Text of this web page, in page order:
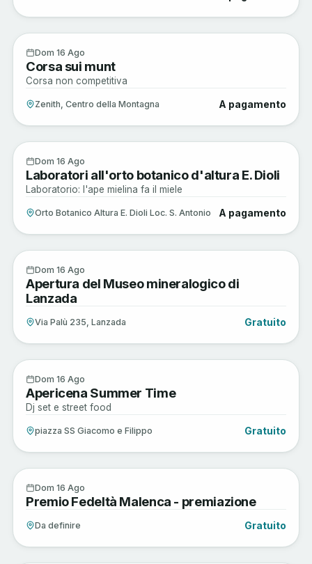
Enogastronomia
Dom 16 Ago
Corsa sui munt
Corsa non competitiva
Zenith, Centro della Montagna A pagamento
Sagre e Tradizioni
AGO
Dom 16 Ago
Laboratori all'orto botanico d'altura E. Dioli
Laboratorio: l'ape mielina fa il miele
Orto Botanico Altura E. Dioli Loc. S. Antonio A pagamento
Arte e Cultura
Dom 16 Ago
Apertura del Museo mineralogico di
Lanzada
Via Palù 235, Lanzada Gratuito
Enogastronomia
Dom 16 Ago
Apericena Summer Time
Dj set e street food
piazza SS Giacomo e Filippo Gratuito
Sagre e Tradizioni
Dom 16 Ago
Premio Fedeltà Malenca - premiazione
Da definire Gratuito